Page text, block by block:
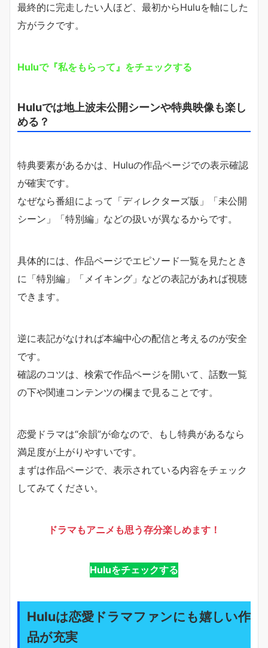
最終的に完走したい人ほど、最初からHuluを軸にした
方がラクです。
Huluで『私をもらって』をチェックする
Huluでは地上波未公開シーンや特典映像も楽し
める？
特典要素があるかは、Huluの作品ページでの表示確認
が確実です。
なぜなら番組によって「ディレクターズ版」「未公開
シーン」「特別編」などの扱いが異なるからです。
具体的には、作品ページでエピソード一覧を見たとき
に「特別編」「メイキング」などの表記があれば視聴
できます。
逆に表記がなければ本編中心の配信と考えるのが安全
です。
確認のコツは、検索で作品ページを開いて、話数一覧
の下や関連コンテンツの欄まで見ることです。
恋愛ドラマは“余韻”が命なので、もし特典があるなら
満足度が上がりやすいです。
まずは作品ページで、表示されている内容をチェック
してみてください。
ドラマもアニメも思う存分楽しめます！
Huluをチェックする
Huluは恋愛ドラマファンにも嬉しい作
品が充実